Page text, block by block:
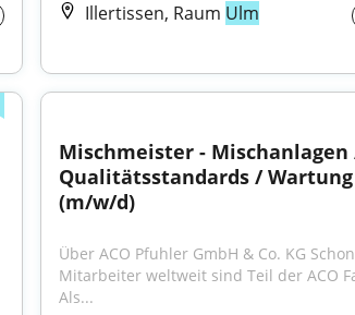
Illertissen, Raum Ulm
Mischmeister - Mischanlagen
Qualitätsstandards / Wartung
(m/w/d)
Über ACO Pfuhler GmbH & Co. KG
Mitarbeiter weltweit sind Teil der ACO
Als...